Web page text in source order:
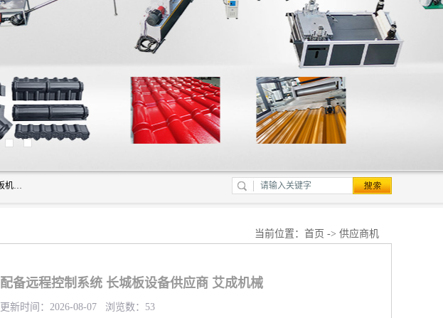
艾斯曼(张家港)技术工程设备有限公司是一家以新型建材生产设备生产制造，公司的主要经营产品有塑料中空模板机器、PET片材设备、可降解餐盒设备、树脂瓦设备、管材生产线、琉璃瓦设备等，艾斯曼机械在国内及国外享有较高盛誉拥有众多长期合作的老客户。
当前位置： 首页 -> 供应商机
配备远程控制系统 长城板设备供应商 艾成机械
更新时间：2026-08-07 浏览数：53